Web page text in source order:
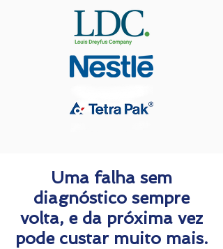
Uma falha sem
diagnóstico sempre
volta, e da próxima vez
pode custar muito mais.